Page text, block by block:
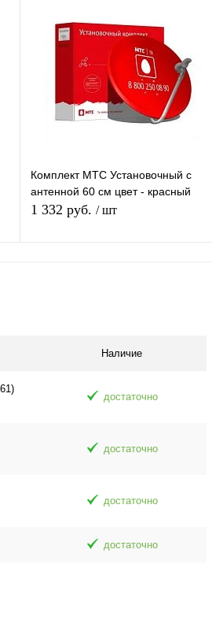
Купить в 1 клик К сравнению
В избранное Недоступно
Комплект МТС Установочный с
антенной 60 см цвет - красный
1 332 руб. / шт
Наличие
достаточно
достаточно
достаточно
достаточно